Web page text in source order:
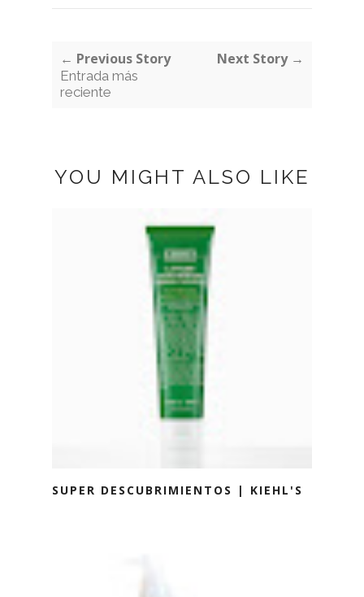
← Previous Story
Entrada más
reciente
Next Story →
YOU MIGHT ALSO LIKE
SUPER DESCUBRIMIENTOS | KIEHL'S